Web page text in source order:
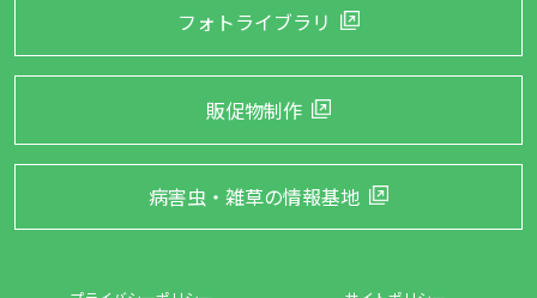
フォトライブラリ
販促物制作
病害虫・雑草の情報基地